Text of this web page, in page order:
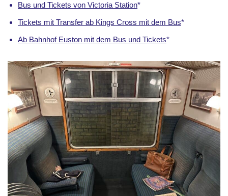
Bus und Tickets von Victoria Station*
Tickets mit Transfer ab Kings Cross mit dem Bus*
Ab Bahnhof Euston mit dem Bus und Tickets*